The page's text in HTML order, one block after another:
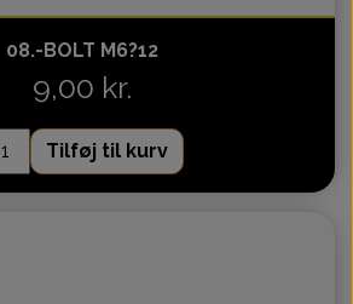
08.-BOLT M6?12
9,00 kr.
Tilføj til kurv